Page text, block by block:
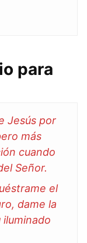
para
Jesús por
más
cuando
Señor.
el
dame la